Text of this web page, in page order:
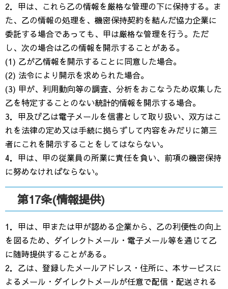
2．甲は、これら乙の情報を厳格な管理の下に保持する。ま
た、乙の情報の処理を、機密保持契約を結んだ協力企業に
委託する場合であっても、甲は厳格な管理を行う。ただ
し、次の場合は乙の情報を開示することがある。
(1) 乙が乙情報を開示することに同意した場合。
(2) 法令により開示を求められた場合。
(3) 甲が、利用動向等の調査、分析をおこなうため収集した
乙を特定することのない統計的情報を開示する場合。
3．甲及び乙は電子メールを信書として取り扱い、双方はこ
れを法律の定め又は手続に拠らずして内容をみだりに第三
者にこれを開示することをしてはならない。
4．甲は、甲の従業員の所業に責任を負い、前項の機密保持
に努めなければならない。
第17条(情報提供)
1．甲は、甲または甲が認める企業から、乙の利便性の向上
を図るため、ダイレクトメール・電子メール等を通じて乙
に随時提供することがある。
2．乙は、登録したメールアドレス・住所に、本サービスに
よるメール・ダイレクトメールが任意で配信・配送される